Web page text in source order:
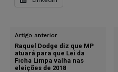
Artigo anterior
Raquel Dodge diz que MP
atuará para que Lei da
Ficha Limpa valha nas
eleições de 2018